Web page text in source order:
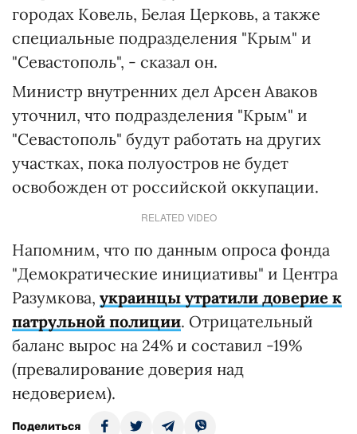
городах Ковель, Белая Церковь, а также
специальные подразделения "Крым" и
"Севастополь", - сказал он.
Министр внутренних дел Арсен Аваков
уточнил, что подразделения "Крым" и
"Севастополь" будут работать на других
участках, пока полуостров не будет
освобожден от российской оккупации.
RELATED VIDEO
Напомним, что по данным опроса фонда
"Демократические инициативы" и Центра
Разумкова, украинцы утратили доверие к
патрульной полиции. Отрицательный
баланс вырос на 24% и составил -19%
(превалирование доверия над
недоверием).
Поделиться